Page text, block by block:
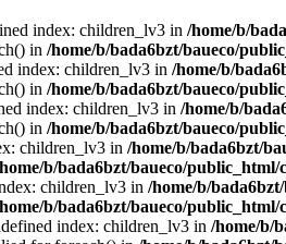
index: children_lv3 in /home/b/
in /home/b/bada6bzt/baueco/
index: children_lv3 in /home/b/
in /home/b/bada6bzt/baueco/
index: children_lv3 in /home/b/
in /home/b/bada6bzt/baueco/
children_lv3 in /home/b/bada6bzt/
b/bada6bzt/baueco/public_html/
children_lv3 in /home/b/
b/bada6bzt/baueco/public_html/
index: children_lv3 in /home/b/